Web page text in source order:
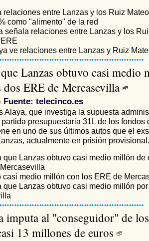
relaciones entre Lanzas y los Ruiz
como "alimento" de la red
señala relaciones entre Lanzas y los
ve relaciones entre Lanzas y Ruiz
Lanzas obtuvo casi medio
ERE de Mercasevilla
Fuente: telecinco.es
Alaya, que investiga la supuesta
presupuestaria 31L de los fondos
en uno de sus últimos autos que el
actualmente en prisión
que Lanzas obtuvo casi medio millón de
casi medio millón con los ERE de
que Lanzas obtuvo casi medio millón
imputa al "conseguidor" de
13 millones de euros